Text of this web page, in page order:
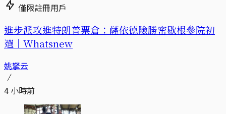
僅限註冊用戶
進步派攻進特朗普票倉：薩依德險勝密歇根參院初
選｜Whatsnew
姚拏云
4 小時前